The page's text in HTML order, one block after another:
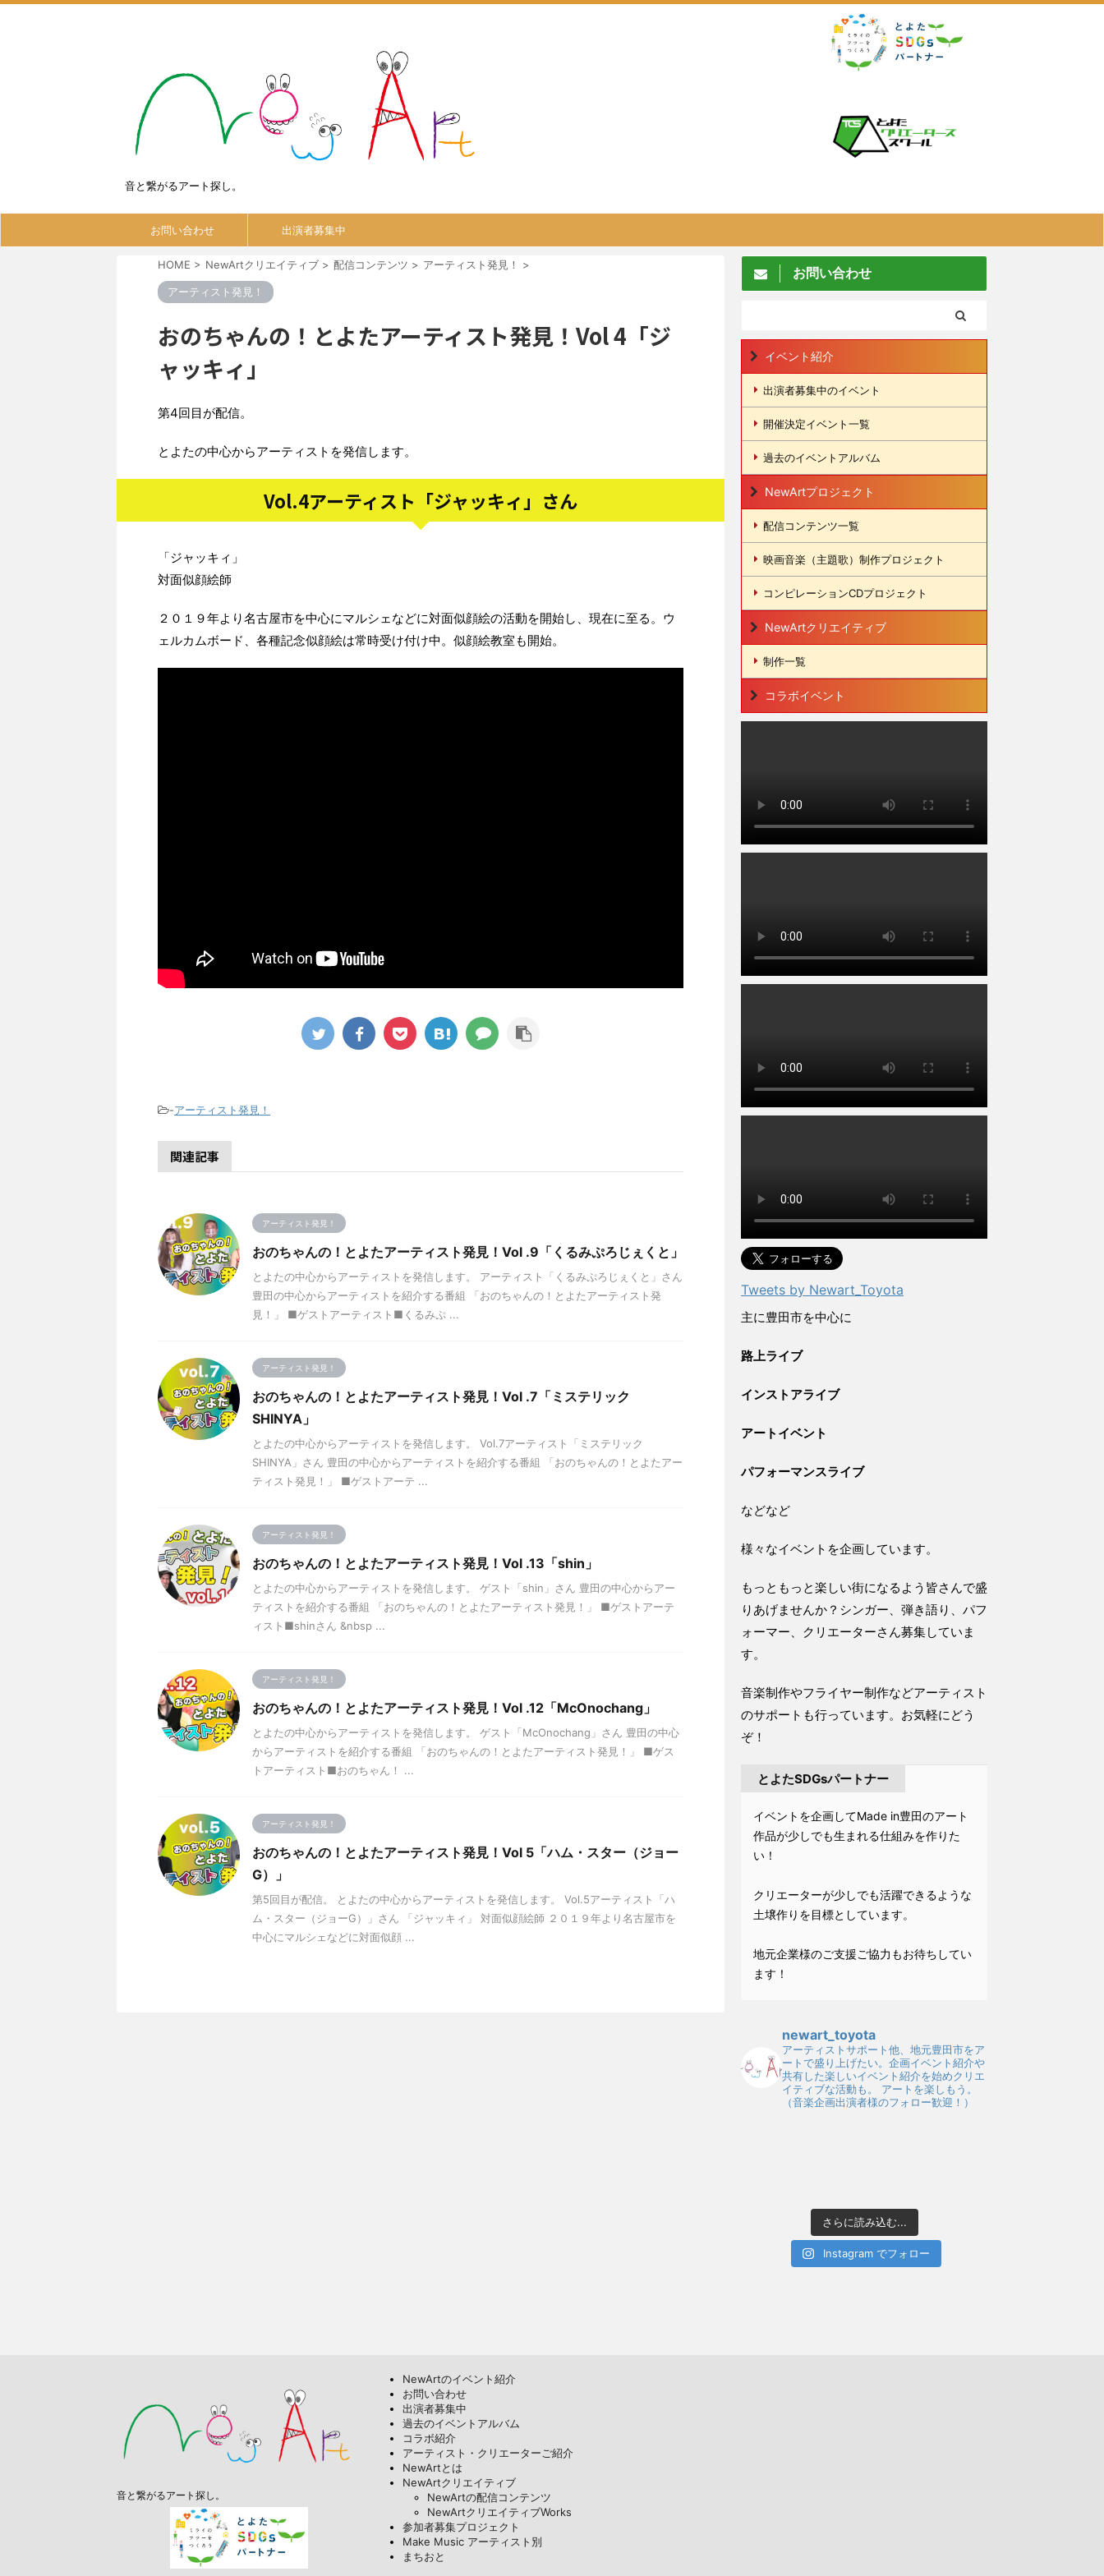
音と繋がるアート探し。
お問い合わせ 出演者募集中
HOME > NewArtクリエイティブ > 配信コンテンツ > アーティスト発見！ >
アーティスト発見！
おのちゃんの！とよたアーティスト発見！Vol 4「ジ
ャッキィ」
第4回目が配信。
とよたの中心からアーティストを発信します。
Vol.4アーティスト「ジャッキィ」さん
「ジャッキィ」
対面似顔絵師
２０１９年より名古屋市を中心にマルシェなどに対面似顔絵の活動を開始し、現在に至る。ウ
ェルカムボード、各種記念似顔絵は常時受け付け中。似顔絵教室も開始。
-アーティスト発見！
関連記事
アーティスト発見！
おのちゃんの！とよたアーティスト発見！Vol .9「くるみぷろじぇくと」
とよたの中心からアーティストを発信します。 アーティスト「くるみぷろじぇくと」さん
豊田の中心からアーティストを紹介する番組 「おのちゃんの！とよたアーティスト発
見！」 ■ゲストアーティスト■くるみぷ ...
アーティスト発見！
おのちゃんの！とよたアーティスト発見！Vol .7「ミステリック
SHINYA」
とよたの中心からアーティストを発信します。 Vol.7アーティスト「ミステリック
SHINYA」さん 豊田の中心からアーティストを紹介する番組 「おのちゃんの！とよたアー
ティスト発見！」 ■ゲストアーテ ...
アーティスト発見！
おのちゃんの！とよたアーティスト発見！Vol .13「shin」
とよたの中心からアーティストを発信します。 ゲスト「shin」さん 豊田の中心からアー
ティストを紹介する番組 「おのちゃんの！とよたアーティスト発見！」 ■ゲストアーテ
ィスト■shinさん &nbsp ...
アーティスト発見！
おのちゃんの！とよたアーティスト発見！Vol .12「McOnochang」
とよたの中心からアーティストを発信します。 ゲスト「McOnochang」さん 豊田の中心
からアーティストを紹介する番組 「おのちゃんの！とよたアーティスト発見！」 ■ゲス
トアーティスト■おのちゃん！ ...
アーティスト発見！
おのちゃんの！とよたアーティスト発見！Vol 5「ハム・スター（ジョー
G）」
第5回目が配信。 とよたの中心からアーティストを発信します。 Vol.5アーティスト「ハ
ム・スター（ジョーG）」さん 「ジャッキィ」 対面似顔絵師 ２０１９年より名古屋市を
中心にマルシェなどに対面似顔 ...
お問い合わせ
イベント紹介
出演者募集中のイベント
開催決定イベント一覧
過去のイベントアルバム
NewArtプロジェクト
配信コンテンツ一覧
映画音楽（主題歌）制作プロジェクト
コンピレーションCDプロジェクト
NewArtクリエイティブ
制作一覧
コラボイベント
Tweets by Newart_Toyota
主に豊田市を中心に
路上ライブ
インストアライブ
アートイベント
パフォーマンスライブ
などなど
様々なイベントを企画しています。
もっともっと楽しい街になるよう皆さんで盛
りあげませんか？シンガー、弾き語り、パフ
ォーマー、クリエーターさん募集していま
す。
音楽制作やフライヤー制作などアーティスト
のサポートも行っています。お気軽にどう
ぞ！
とよたSDGsパートナー
イベントを企画してMade in豊田のアート
作品が少しでも生まれる仕組みを作りた
い！
クリエーターが少しでも活躍できるような
土壌作りを目標としています。
地元企業様のご支援ご協力もお待ちしてい
ます！
newart_toyota
アーティストサポート他、地元豊田市をア
ートで盛り上げたい。企画イベント紹介や
共有した楽しいイベント紹介を始めクリエ
イティブな活動も。
アートを楽しもう。
（音楽企画出演者様のフォロー歓迎！）
さらに読み込む...
Instagram でフォロー
NewArtのイベント紹介
お問い合わせ
出演者募集中
過去のイベントアルバム
コラボ紹介
アーティスト・クリエーターご紹介
NewArtとは
NewArtクリエイティブ
NewArtの配信コンテンツ
NewArtクリエイティブWorks
参加者募集プロジェクト
Make Music アーティスト別
まちおと
音と繋がるアート探し。